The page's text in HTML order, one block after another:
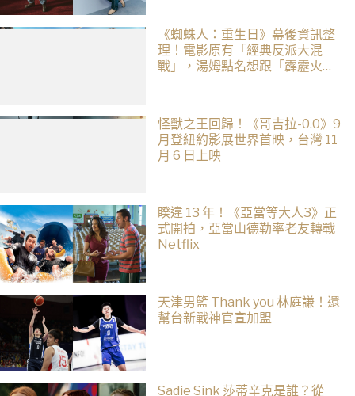
《蜘蛛人：重生日》幕後資訊整
理！電影原有「經典反派大混
戰」，湯姆點名想跟「霹靂火」
怪獸之王回歸！《哥吉拉-0.0》9
月登紐約影展世界首映，台灣 11
月 6 日上映
睽違 13 年！《亞當等大人3》正
式開拍，亞當山德勒率老友轉戰
Netflix
天津男籃 Thank you 林庭謙！還
幫台新戰神官宣加盟
Sadie Sink 莎蒂辛克是誰？從